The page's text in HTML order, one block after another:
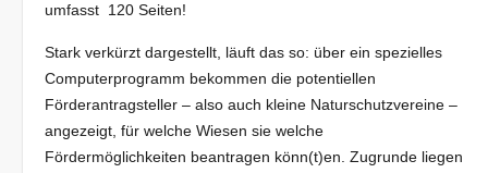
umfasst 120 Seiten!
Stark verkürzt dargestellt, läuft das so: über ein spezielles
Computerprogramm bekommen die potentiellen
Förderantragsteller – also auch kleine Naturschutzvereine –
angezeigt, für welche Wiesen sie welche
Fördermöglichkeiten beantragen könn(t)en. Zugrunde liegen